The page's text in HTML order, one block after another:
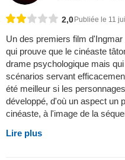
2,0 Publiée le 11
Un des premiers film
qui prouve que le cinéaste
drame psychologique mais
scénarios servant
été meilleur si les
développé, d'où un aspect un
cinéaste, à l'image de la
Lire plus